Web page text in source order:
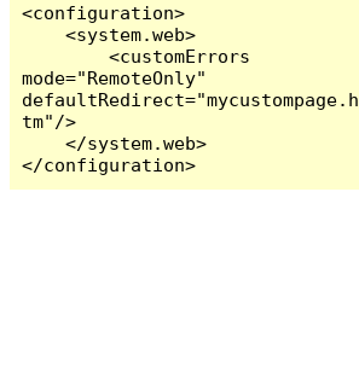
<configuration>
    <system.web>
        <customErrors
mode="RemoteOnly"
defaultRedirect="mycustompage.h
tm"/>
    </system.web>
</configuration>